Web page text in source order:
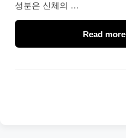
성분은 신체의 …
Read more